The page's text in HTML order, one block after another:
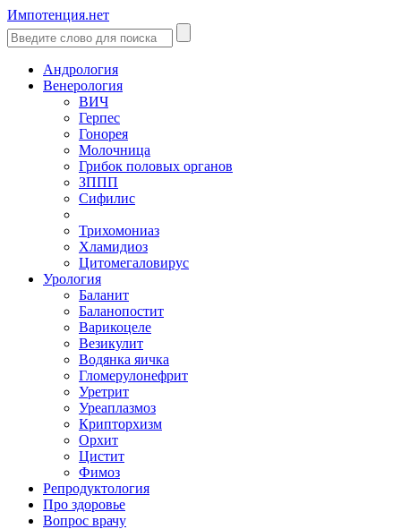
Импотенция.нет
Андрология
Венерология
ВИЧ
Герпес
Гонорея
Молочница
Грибок половых органов
ЗППП
Сифилис
Трихомониаз
Хламидиоз
Цитомегаловирус
Урология
Баланит
Баланопостит
Варикоцеле
Везикулит
Водянка яичка
Гломерулонефрит
Уретрит
Уреаплазмоз
Крипторхизм
Орхит
Цистит
Фимоз
Репродуктология
Про здоровье
Вопрос врачу